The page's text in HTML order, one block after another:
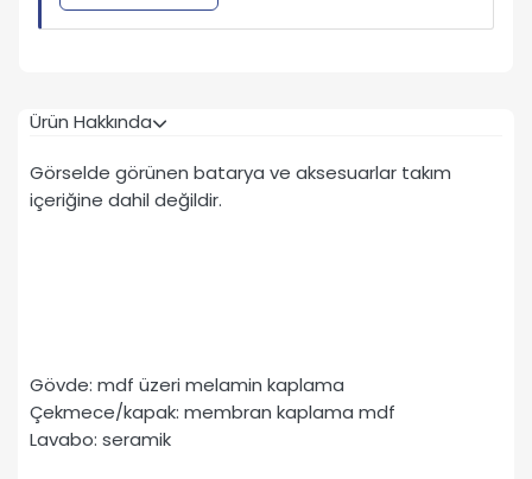
Ürün Hakkında
Görselde görünen batarya ve aksesuarlar takım
içeriğine dahil değildir.
Gövde: mdf üzeri melamin kaplama
Çekmece/kapak: membran kaplama mdf
Lavabo: seramik